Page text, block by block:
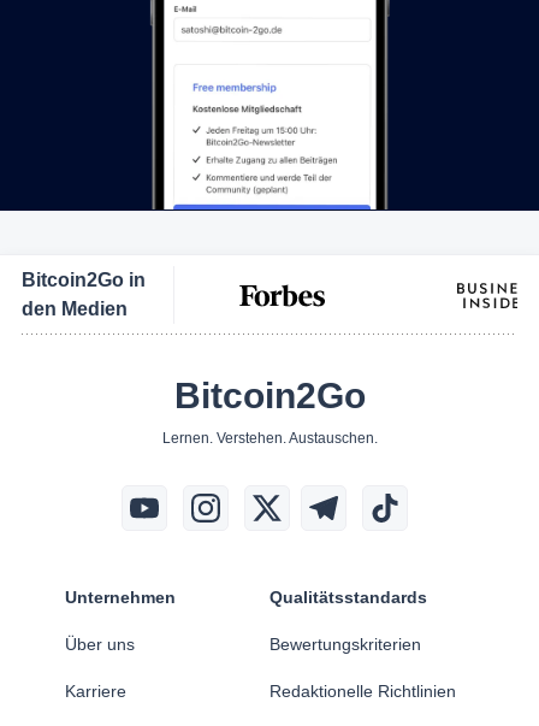
Bitcoin2Go in
den Medien
Bitcoin2Go
Lernen. Verstehen. Austauschen.
Unternehmen
Über uns
Karriere
Qualitätsstandards
Bewertungskriterien
Redaktionelle Richtlinien